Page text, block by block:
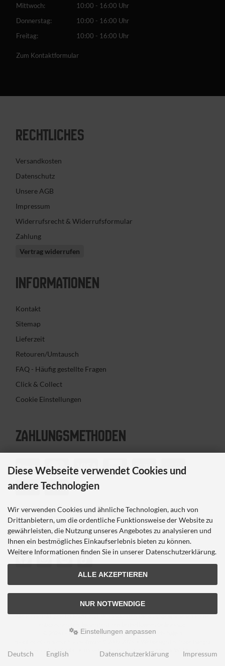
Mittwoch:
10:00 - 16:00 Uhr
Donnerstag:
10:00 - 16:00 Uhr
Freitag:
10:00 - 16:00 Uhr
Zum Kontaktformular
RECHTLICHES
Versandkosten
Datenschutz
Unsere AGB
Impressum
Widerrufsrecht & Widerrufsformular
Zahlung
Vertrag widerrufen
INFORMATIONEN
Kontakt
Sitemap
Lieferzeit
Retouren/Umtausch
FAQ - Häufig gestellte Fragen
Click & Collect
Cookie Einstellungen
ZAHLUNGS­METHODEN
FOLGEN SIE UNS
Alle Preise inkl. gesetzl. MwSt. zzgl.Versandkosten. Die durchgestrichenen Preise
© 2026 Helloween Onlineshop • Alle Rechte vorbehalten
gemeinnützige GmbH • Umsetzung & Programmierung
Rehm Webdesign
Diese Webseite verwendet Cookies und
andere Technologien
Wir verwenden Cookies und ähnliche Technologien, auch von
Drittanbietern, um die ordentliche Funktionsweise der Website zu
gewährleisten, die Nutzung unseres Angebotes zu analysieren und
Ihnen ein bestmögliches Einkaufserlebnis bieten zu können.
Weitere Informationen finden Sie in unserer Datenschutzerklärung.
ALLE AKZEPTIEREN
NUR NOTWENDIGE
Einstellungen anpassen
Deutsch English Datenschutzerklärung Impressum